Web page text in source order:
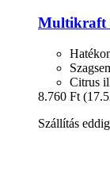
Multikraft
Citrus
8.760 Ft
Szállítás